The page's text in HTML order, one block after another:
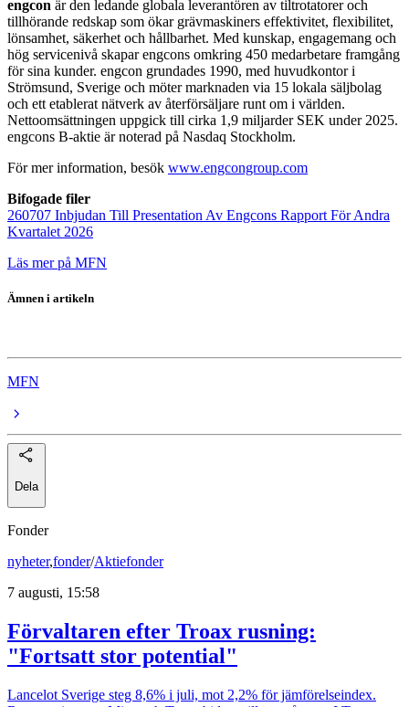
engcon är den ledande globala leverantören av tiltrotatorer och
tillhörande redskap som ökar grävmaskiners effektivitet, flexibilitet,
lönsamhet, säkerhet och hållbarhet. Med kunskap, engagemang och
hög servicenivå skapar engcons omkring 450 medarbetare framgång
för sina kunder. engcon grundades 1990, med huvudkontor i
Strömsund, Sverige och möter marknaden via 15 lokala säljbolag
och ett etablerat nätverk av återförsäljare runt om i världen.
Nettoomsättningen uppgick till cirka 1,9 miljarder SEK under 2025.
engcons B-aktie är noterad på Nasdaq Stockholm.
För mer information, besök www.engcongroup.com
Bifogade filer
260707 Inbjudan Till Presentation Av Engcons Rapport För Andra
Kvartalet 2026
Läs mer på MFN
Ämnen i artikeln
MFN
Dela
Fonder
nyheter,fonder/Aktiefonder
7 augusti, 15:58
Förvaltaren efter Troax rusning:
"Fortsatt stor potential"
Lancelot Sverige steg 8,6% i juli, mot 2,2% för jämförelseindex.